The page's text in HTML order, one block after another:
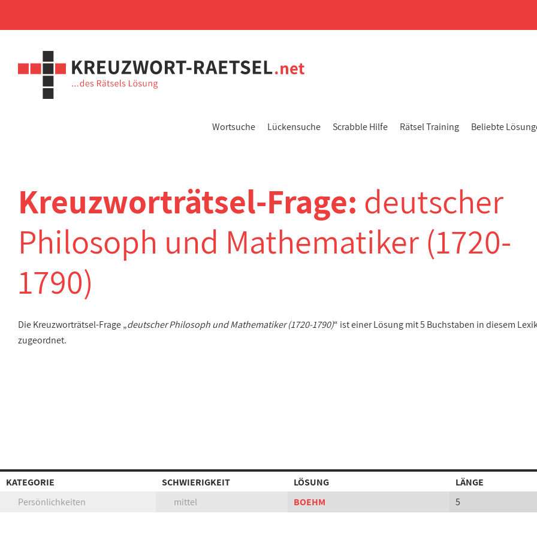
Wortsuche Lückensuche Scrabble Hilfe Rätsel Training Beliebte
Kreuzworträtsel-Frage: deutscher
Philosoph und Mathematiker (1720-
1790)
Die Kreuzworträtsel-Frage „deutscher Philosoph und Mathematiker (1720-1790)“ ist einer Lösung mit 5 Buchstaben in diesem
zugeordnet.
KATEGORIE SCHWIERIGKEIT LÖSUNG
LÄNGE
Persönlichkeiten
mittel BOEHM 5